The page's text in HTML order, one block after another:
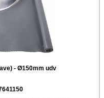
- Ø150mm udv